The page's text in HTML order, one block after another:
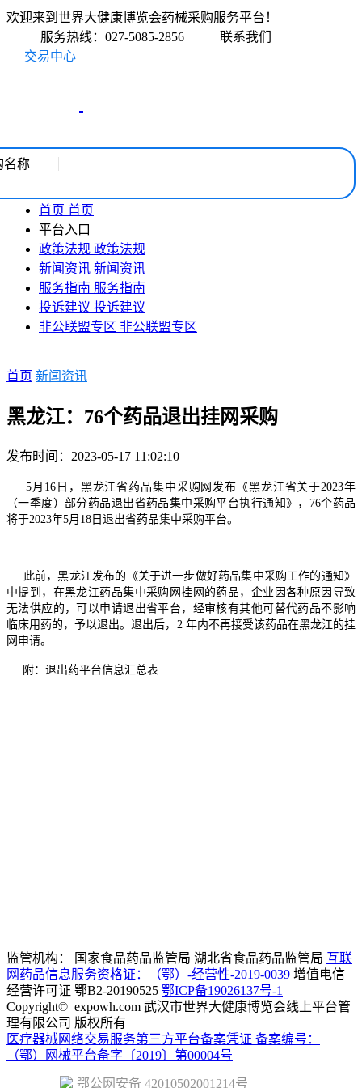
欢迎来到世界大健康博览会药械采购服务平台！
服务热线：027-5085-2856
联系我们
交易中心
名称
首页 首页
平台入口
政策法规 政策法规
新闻资讯 新闻资讯
服务指南 服务指南
投诉建议 投诉建议
非公联盟专区 非公联盟专区
首页 新闻资讯
黑龙江：76个药品退出挂网采购
发布时间：2023-05-17 11:02:10
5月16日，黑龙江省药品集中采购网发布《黑龙江省关于2023年
（一季度）部分药品退出省药品集中采购平台执行通知》，76个药品
将于2023年5月18日退出省药品集中采购平台。
此前，黑龙江发布的《关于进一步做好药品集中采购工作的通知》
中提到，在黑龙江药品集中采购网挂网的药品，企业因各种原因导致
无法供应的，可以申请退出省平台，经审核有其他可替代药品不影响
临床用药的，予以退出。退出后，2 年内不再接受该药品在黑龙江的挂
网申请。
附：退出药平台信息汇总表
监管机构： 国家食品药品监管局 湖北省食品药品监管局 互联
网药品信息服务资格证：（鄂）-经营性-2019-0039 增值电信
经营许可证 鄂B2-20190525 鄂ICP备19026137号-1
Copyright© expowh.com 武汉市世界大健康博览会线上平台管
理有限公司 版权所有
医疗器械网络交易服务第三方平台备案凭证 备案编号：
（鄂）网械平台备字〔2019〕第00004号
鄂公网安备 42010502001214号